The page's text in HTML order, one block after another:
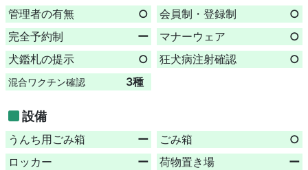
管理者の有無 ○ 会員制・登録制
○
完全予約制
ー マナーウェア
○
犬鑑札の提示
○ 狂犬病注射確認 ○
混合ワクチン確認 3種
設備
うんち用ごみ箱 ー ごみ箱
○
ロッカー
ー 荷物置き場
ー